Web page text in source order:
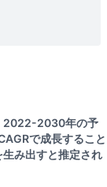
2022-2030年の予
で成長すること
み出すと推定され